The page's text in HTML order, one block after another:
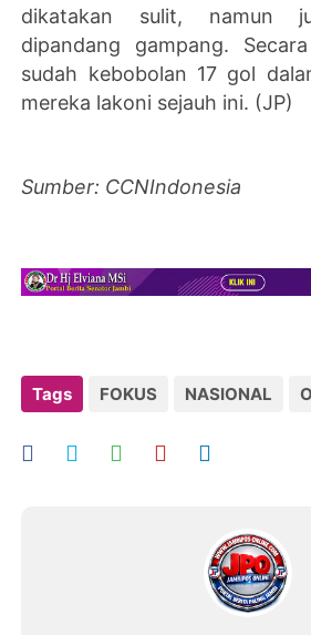
dikatakan sulit, namun
dipandang gampang.
sudah kebobolan 17 gol
mereka lakoni sejauh ini. (JP)
Sumber: CCNIndonesia
Tags FOKUS NASIONAL